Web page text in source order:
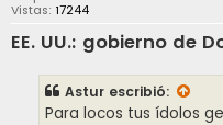
Vistas: 17244
EE. UU.: gobierno de
Astur escribió:
Para locos tus ídolos